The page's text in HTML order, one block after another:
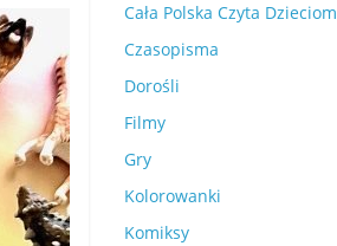
Cała Polska Czyta Dzieciom
Czasopisma
Dorośli
Filmy
Gry
Kolorowanki
Komiksy